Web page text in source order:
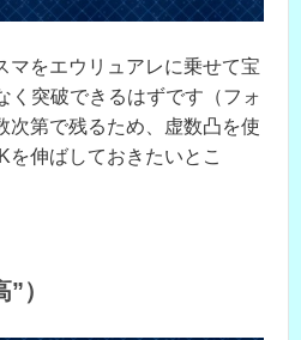
マをエウリュアレに乗せて宝
く突破できるはずです（フォ
次第で残るため、虚数凸を使
を伸ばしておきたいとこ
）